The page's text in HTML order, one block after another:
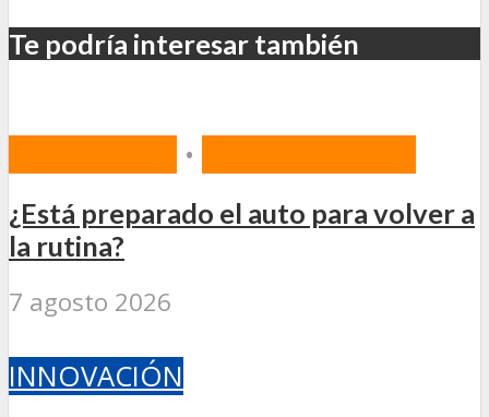
Te podría interesar también
•
¿Está preparado el auto para volver a
la rutina?
7 agosto 2026
INNOVACIÓN